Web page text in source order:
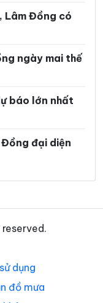
Trang Thượng
Kho
Lập
Kiệm
Thuận
Thuận Nam
Bắc
Lâm Đồng có
ngày mai thế
báo lớn nhất
Đồng đại diện
dụng
đồ mưa